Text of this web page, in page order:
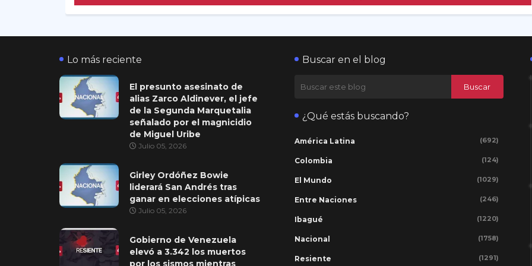
Lo más reciente
El presunto asesinato de
alias Zarco Aldinever, el jefe
de la Segunda Marquetalia
señalado por el magnicidio
de Miguel Uribe
Julio 05, 2026
Girley Ordóñez Bowie
liderará San Andrés tras
ganar en elecciones atípicas
Julio 05, 2026
Gobierno de Venezuela
elevó a 3.342 los muertos
por los sismos mientras
Buscar en el blog
¿Qué estás buscando?
América Latina (692)
Colombia (124)
El Mundo (1029)
Entre Naciones (246)
Ibagué (1220)
Nacional (1758)
Resiente (1291)